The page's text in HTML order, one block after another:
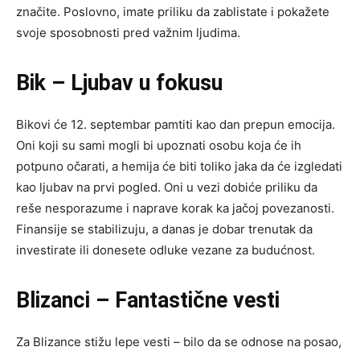
značite. Poslovno, imate priliku da zablistate i pokažete
svoje sposobnosti pred važnim ljudima.
Bik – Ljubav u fokusu
Bikovi će 12. septembar pamtiti kao dan prepun emocija.
Oni koji su sami mogli bi upoznati osobu koja će ih
potpuno očarati, a hemija će biti toliko jaka da će izgledati
kao ljubav na prvi pogled. Oni u vezi dobiće priliku da
reše nesporazume i naprave korak ka jačoj povezanosti.
Finansije se stabilizuju, a danas je dobar trenutak da
investirate ili donesete odluke vezane za budućnost.
Blizanci – Fantastične vesti
Za Blizance stižu lepe vesti – bilo da se odnose na posao,